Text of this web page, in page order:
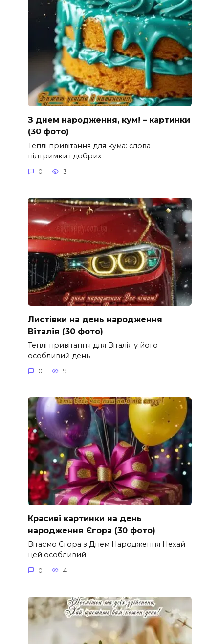
З днем народження, кум! – картинки
(30 фото)
Теплі привітання для кума: слова
підтримки і добрих
0 3
Листівки на день народження
Віталія (30 фото)
Теплі привітання для Віталія у його
особливий день
0 9
Красиві картинки на день
народження Єгора (30 фото)
Вітаємо Єгора з Днем Народження Нехай
цей особливий
0 4